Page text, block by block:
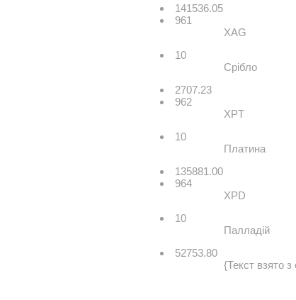
141536.05
961
XAG
10
Срiбло
2707.23
962
XPT
10
Платина
135881.00
964
XPD
10
Палладiй
52753.80
{Текст взято